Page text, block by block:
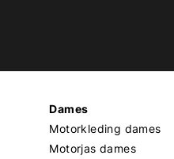
Dames
Motorkleding dames
Motorjas dames